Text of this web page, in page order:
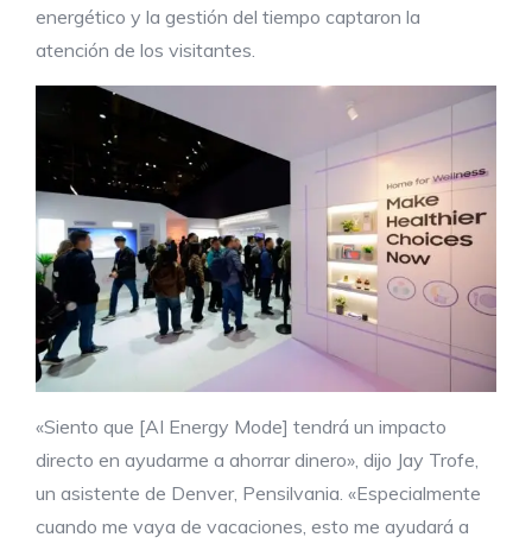
energético y la gestión del tiempo captaron la
atención de los visitantes.
«Siento que [AI Energy Mode] tendrá un impacto
directo en ayudarme a ahorrar dinero», dijo Jay Trofe,
un asistente de Denver, Pensilvania. «Especialmente
cuando me vaya de vacaciones, esto me ayudará a